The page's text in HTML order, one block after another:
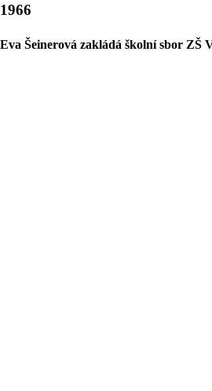
1966
Eva Šeinerová zakládá školní sbor ZŠ